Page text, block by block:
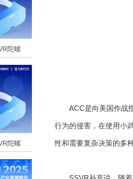
陀螺
陀螺
ACC是向美国作战
行为的侵害，在使用小
性和需要复杂决策的多